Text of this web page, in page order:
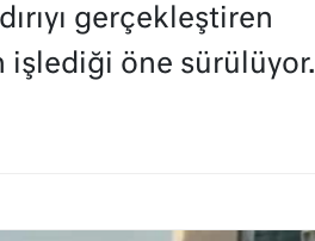
gerçekleştiren
işlediği öne sürülüyor.